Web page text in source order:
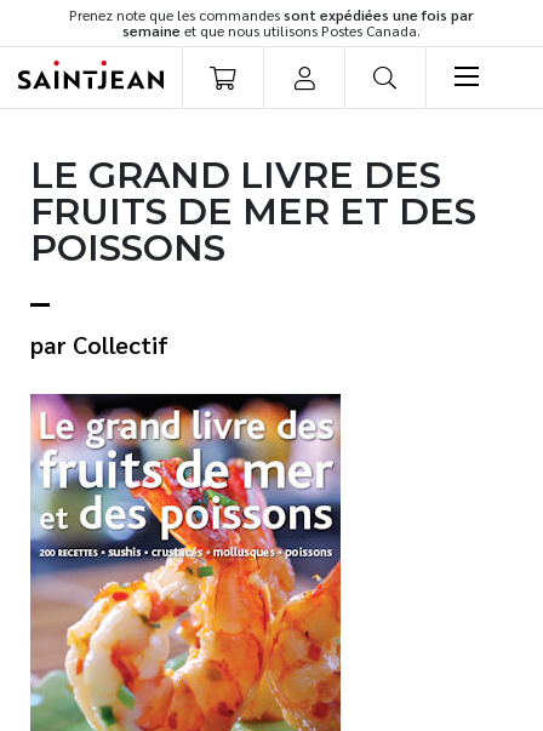
Prenez note que les commandessont expédiées une fois par
semaine et que nous utilisons Postes Canada.
Romans
Cuisine
Développement personnel
Famille
Culture générale
Témoignages
Vie pratique
Finances
Nouveautés
Numérique
Livres audio
Meilleurs vendeurs
Page vedette
LE GRAND LIVRE DES
FRUITS DE MER ET DES
POISSONS
Collectif